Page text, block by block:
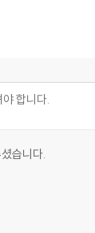
습니다.